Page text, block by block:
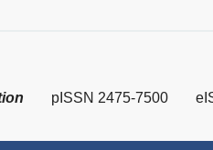
pISSN 2475-7500